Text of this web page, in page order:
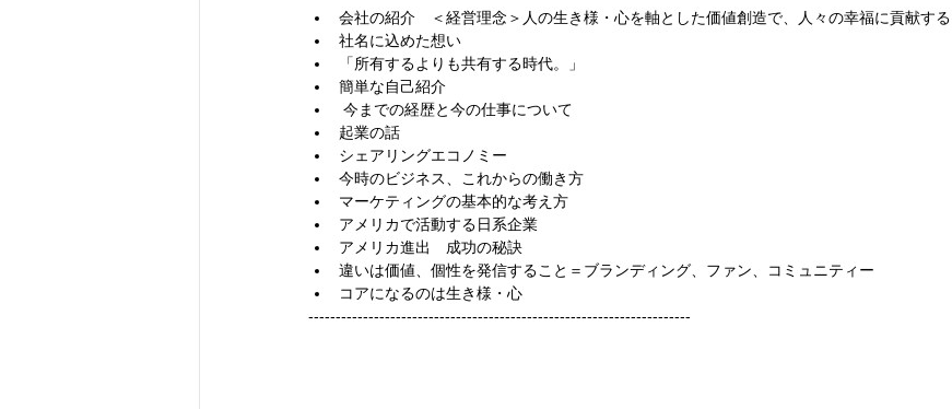
会社の紹介　＜経営理念＞人の生き様・心を軸とした価値創造で、人々の幸福に貢献する
社名に込めた想い
「所有するよりも共有する時代。」
簡単な自己紹介
今までの経歴と今の仕事について
起業の話
シェアリングエコノミー
今時のビジネス、これからの働き方
マーケティングの基本的な考え方
アメリカで活動する日系企業
アメリカ進出　成功の秘訣
違いは価値、個性を発信すること＝ブランディング、ファン、コミュニティー
コアになるのは生き様・心
----------------------------------------------------------------------